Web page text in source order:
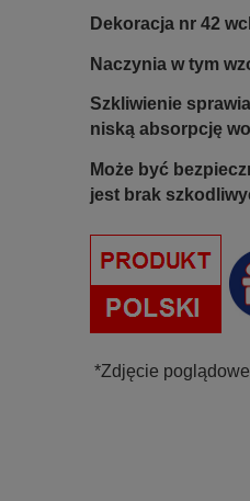
Dekoracja nr 42
Naczynia w tym
Szkliwienie
niską absorpcję
Może być
jest brak
*Zdjęcie